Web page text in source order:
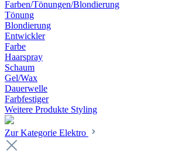
Farben/Tönungen/Blondierung
Tönung
Blondierung
Entwickler
Farbe
Haarspray
Schaum
Gel/Wax
Dauerwelle
Farbfestiger
Weitere Produkte Styling
Zur Kategorie Elektro